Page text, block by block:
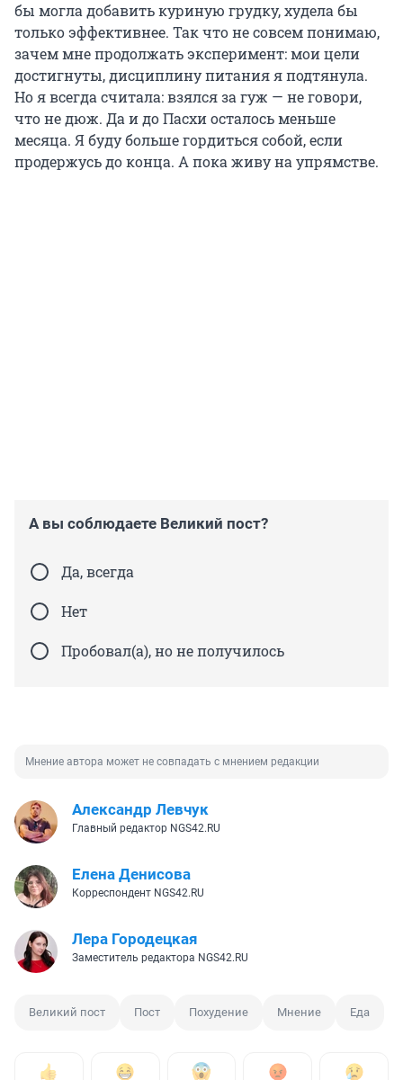
бы могла добавить куриную грудку, худела бы
только эффективнее. Так что не совсем понимаю,
зачем мне продолжать эксперимент: мои цели
достигнуты, дисциплину питания я подтянула.
Но я всегда считала: взялся за гуж — не говори,
что не дюж. Да и до Пасхи осталось меньше
месяца. Я буду больше гордиться собой, если
продержусь до конца. А пока живу на упрямстве.
А вы соблюдаете Великий пост?
Да, всегда
Нет
Пробовал(а), но не получилось
Мнение автора может не совпадать с мнением редакции
Александр Левчук
Главный редактор NGS42.RU
Елена Денисова
Корреспондент NGS42.RU
Лера Городецкая
Заместитель редактора NGS42.RU
Великий пост Пост Похудение Мнение Еда